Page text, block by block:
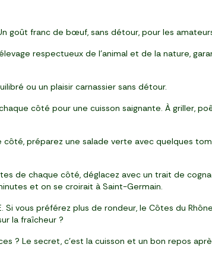
franc de bœuf, sans détour, pour les
respectueux de l’animal et de la nature,
ou un plaisir carnassier sans détour.
côté pour une cuisson saignante. À griller,
préparez une salade verte avec quelques
de chaque côté, déglacez avec un trait de
et on se croirait à Saint-Germain.
vous préférez plus de rondeur, le Côtes du Rhône
la fraîcheur ?
? Le secret, c’est la cuisson et un bon repos